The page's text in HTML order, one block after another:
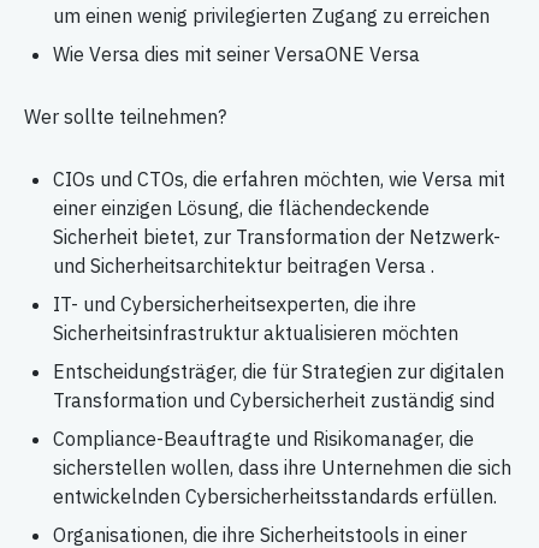
um einen wenig privilegierten Zugang zu erreichen
Wie Versa dies mit seiner VersaONE Versa
Wer sollte teilnehmen?
CIOs und CTOs, die erfahren möchten, wie Versa mit
einer einzigen Lösung, die flächendeckende
Sicherheit bietet, zur Transformation der Netzwerk-
und Sicherheitsarchitektur beitragen Versa .
IT- und Cybersicherheitsexperten, die ihre
Sicherheitsinfrastruktur aktualisieren möchten
Entscheidungsträger, die für Strategien zur digitalen
Transformation und Cybersicherheit zuständig sind
Compliance-Beauftragte und Risikomanager, die
sicherstellen wollen, dass ihre Unternehmen die sich
entwickelnden Cybersicherheitsstandards erfüllen.
Organisationen, die ihre Sicherheitstools in einer